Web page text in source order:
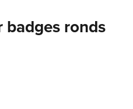
badges ronds